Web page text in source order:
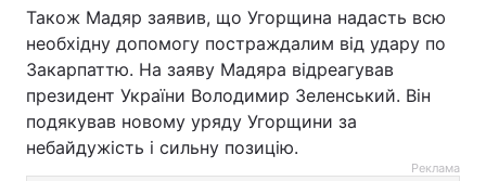
Також Мадяр заявив, що Угорщина надасть всю
необхідну допомогу постраждалим від удару по
Закарпаттю. На заяву Мадяра відреагував
президент України Володимир Зеленський. Він
подякував новому уряду Угорщини за
небайдужість і сильну позицію.
Реклама